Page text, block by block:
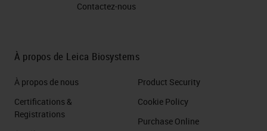
Contactez-nous
À propos de Leica Biosystems
À propos de nous
Certifications &
Registrations
Product Security
Cookie Policy
Purchase Online